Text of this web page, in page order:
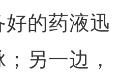
好的药液迅
另一边，